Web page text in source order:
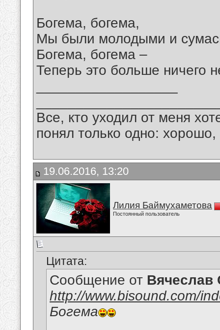
Богема, богема,
Мы были молодыми и
Богема, богема –
Теперь это больше ничего
Все, кто уходил от меня
понял только одно:
19.06.2016, 13:20
Лилия Баймухаметова
Постоянный пользователь
Цитата:
Сообщение от Вячеслав
http://www.bisound.com/
Богема